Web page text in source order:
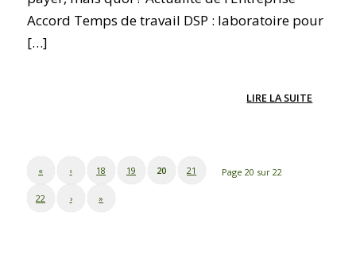
Accord Temps de travail DSP : laboratoire pour
[…]
LIRE LA SUITE
Page 20 sur 22
« ‹ 18 19 20 21
22 › »